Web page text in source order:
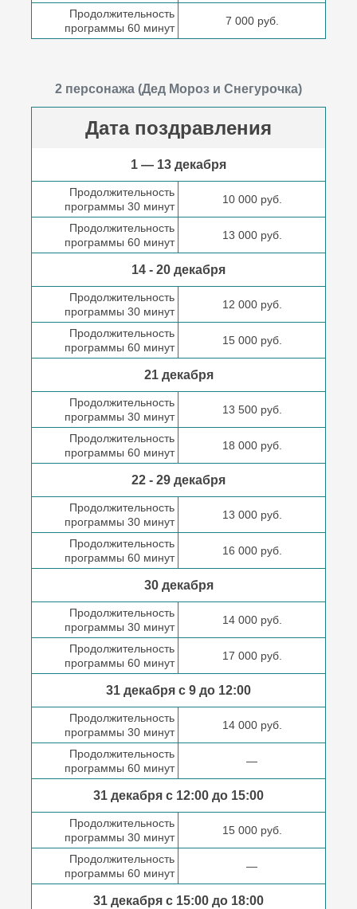
Продолжительность
программы 60 минут
7 000 руб.
2 персонажа (Дед Мороз и Снегурочка)
Дата поздравления
1 — 13 декабря
Продолжительность
программы 30 минут
10 000 руб.
Продолжительность
программы 60 минут
13 000 руб.
14 - 20 декабря
Продолжительность
программы 30 минут
12 000 руб.
Продолжительность
программы 60 минут
15 000 руб.
21 декабря
Продолжительность
программы 30 минут
13 500 руб.
Продолжительность
программы 60 минут
18 000 руб.
22 - 29 декабря
Продолжительность
программы 30 минут
13 000 руб.
Продолжительность
программы 60 минут
16 000 руб.
30 декабря
Продолжительность
программы 30 минут
14 000 руб.
Продолжительность
программы 60 минут
17 000 руб.
31 декабря с 9 до 12:00
Продолжительность
программы 30 минут
14 000 руб.
Продолжительность
программы 60 минут
—
31 декабря с 12:00 до 15:00
Продолжительность
программы 30 минут
15 000 руб.
Продолжительность
программы 60 минут
—
31 декабря с 15:00 до 18:00